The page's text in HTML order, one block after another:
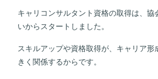
キャリコンサルタント資格の取得は、協
いからスタートしました。
スキルアップや資格取得が、キャリア形
きく関係するからです。